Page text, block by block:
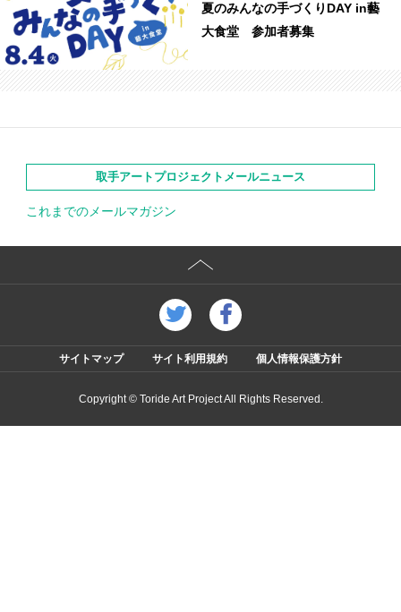
夏のみんなの手づくりDAY in藝
大食堂 参加者募集
取手アートプロジェクトメールニュース
これまでのメールマガジン
サイトマップ サイト利用規約 個人情報保護方針
Copyright © Toride Art Project All Rights Reserved.